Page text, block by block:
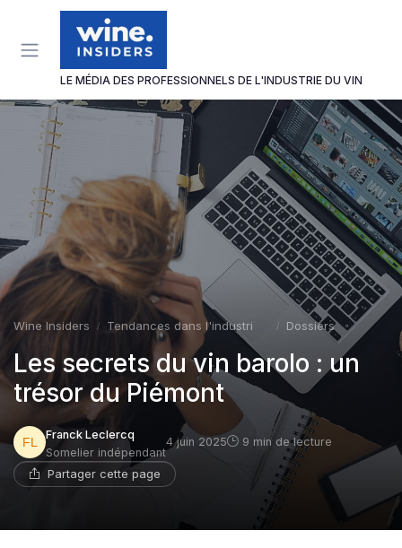
LE MÉDIA DES PROFESSIONNELS DE L'INDUSTRIE DU VIN
Wine Insiders Tendances dans l'industrie du vin Dossiers
Les secrets du vin barolo : un
trésor du Piémont
Franck Leclercq
Somelier indépendant
4 juin 2025 9 min de lecture
Partager cette page
Panneau de gestion des cookies